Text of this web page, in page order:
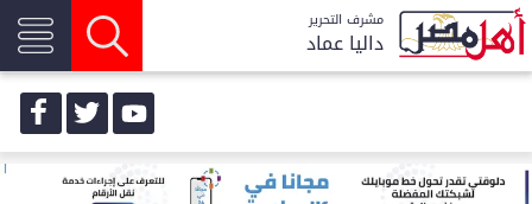
مشرف التحرير
داليا عماد